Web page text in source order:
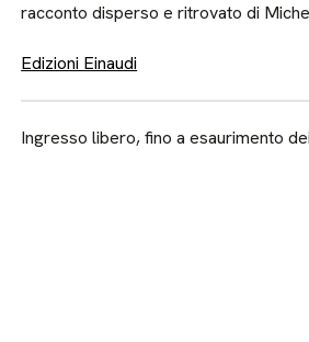
racconto disperso e ritrovato di
Edizioni Einaudi
Ingresso libero, fino a esaurimento